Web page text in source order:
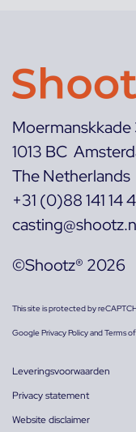
Moermanskkade
1013 BC
The Netherlands
+31 (0)88 141 14
©Shootz® 2026
This site is protected by
GooglePrivacy PolicyandTerms
Leveringsvoorwaarden
Privacy statement
Website disclaimer